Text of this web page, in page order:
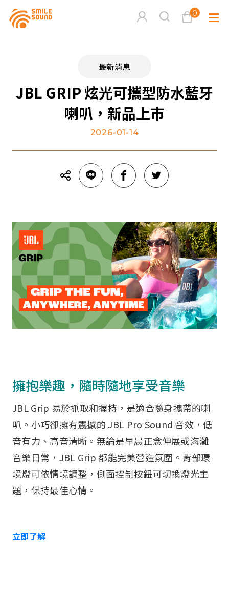
0
查看購物車
商品分類查詢
請選擇分類
派對喇
劇院系
監聽系
最新消息
JBL GRIP 炫光可攜型防水藍牙
喇叭，新品上市
2026-01-14
擁抱樂趣，隨時隨地享受音樂
JBL Grip 易於抓取和握持，是適合隨身攜帶的喇
叭。小巧卻擁有震撼的 JBL Pro Sound 音效，低
音有力、高音清晰。無論是早晨正念伸展或海灘
音樂日常，JBL Grip 都能完美營造氛圍。背部環
境燈可依情境調整，側面控制按鈕可切換燈光主
題，保持最佳心情。
立即了解